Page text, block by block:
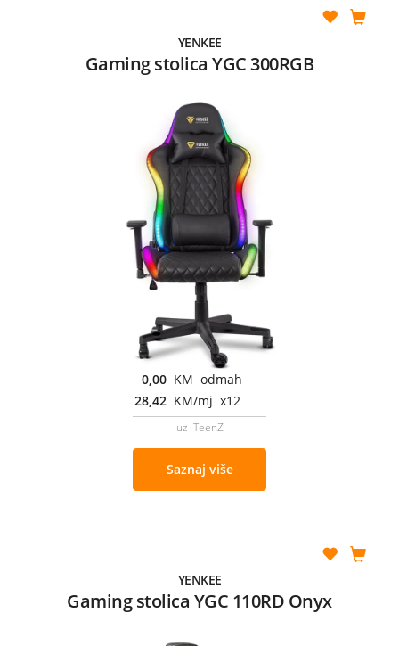
YENKEE
Gaming stolica YGC 300RGB
0,00 KM odmah
28,42 KM/mj x12
uz TeenZ
Saznaj više
YENKEE
Gaming stolica YGC 110RD Onyx